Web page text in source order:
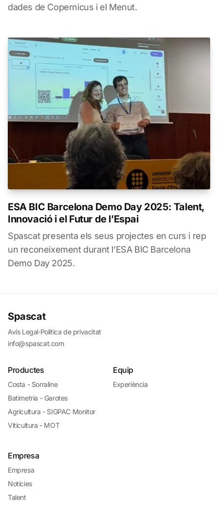
dades de Copernicus i el Menut.
ESA BIC Barcelona Demo Day 2025: Talent,
Innovació i el Futur de l’Espai
Spascat presenta els seus projectes en curs i rep
un reconeixement durant l’ESA BIC Barcelona
Demo Day 2025.
Spascat
Avís Legal·Política de privacitat
info@spascat.com
Productes
Costa - Sorraline
Batimetria - Garotes
Agricultura - SIGPAC Monitor
Viticultura - MOT
Equip
Experiència
Empresa
Empresa
Notícies
Talent